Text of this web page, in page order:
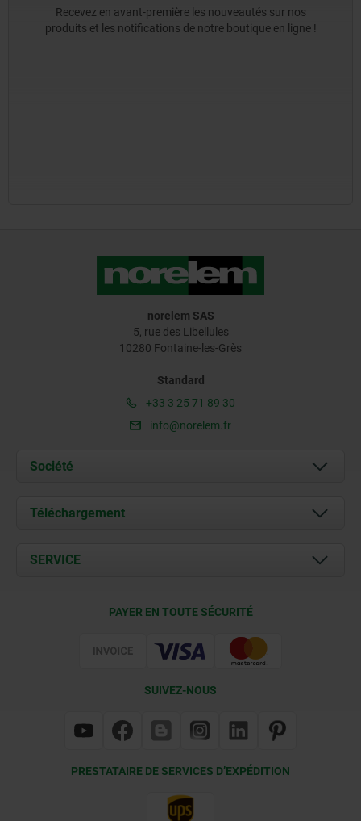
Recevez en avant-première les nouveautés sur nos
produits et les notifications de notre boutique en ligne !
norelem SAS
5, rue des Libellules
10280 Fontaine-les-Grès
Standard
+33 3 25 71 89 30
info@norelem.fr
Société
À propos de nous
Contact
Téléchargement
Documents
SERVICE
PAYER EN TOUTE SÉCURITÉ
SUIVEZ-NOUS
PRESTATAIRE DE SERVICES D’EXPÉDITION